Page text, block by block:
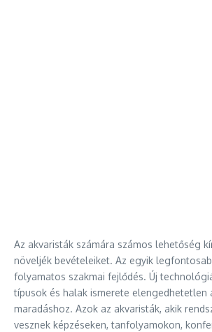
Az akvaristák számára számos lehetőség
növeljék bevételeiket. Az egyik
folyamatos szakmai fejlődés. Új
típusok és halak ismerete elengedhetetlen
maradáshoz. Azok az akvaristák, akik
vesznek képzéseken, tanfolyamokon,